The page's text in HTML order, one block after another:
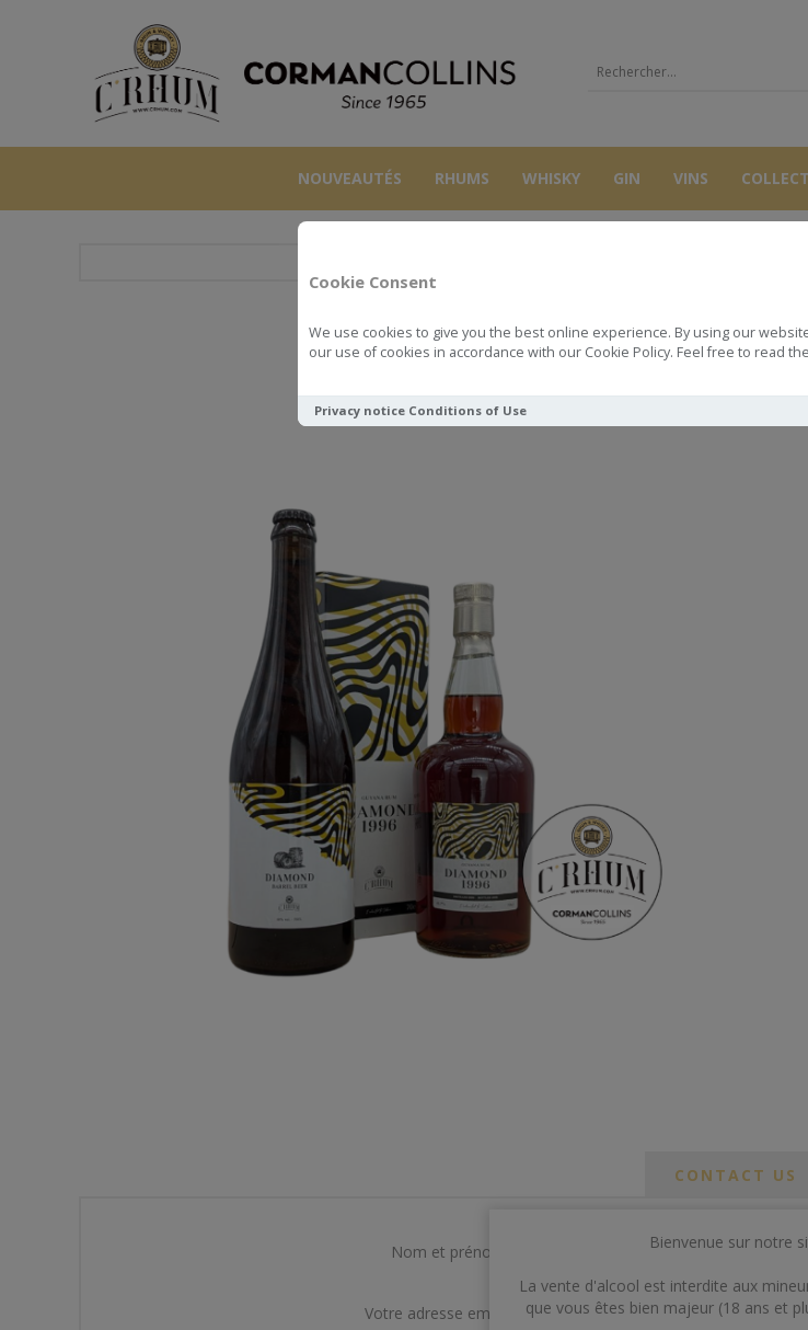
Cookie Consent
We use cookies to give you the best online experience. By using our
our use of cookies in accordance with our Cookie Policy. Feel free to read
Privacy notice Conditions of Use
NOUVEAUTÉS RHUMS WHISKY GIN VINS
DIAMOND 1996 CRHUM
CONTACT US
Nom et prénom
Votre adresse email
Bienvenue sur notre
La vente d'alcool est interdite aux
que vous êtes bien majeur (18 ans et